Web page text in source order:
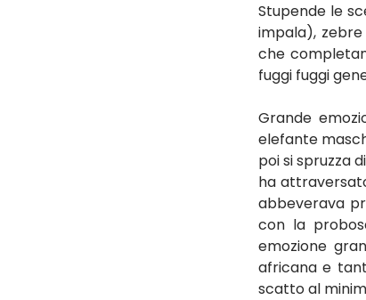
Stupende le
impala),
che
fuggi fuggi
Grande
elefante
poi si spruzza
ha
abbeverava
con la
emozione
africana e
scatto al